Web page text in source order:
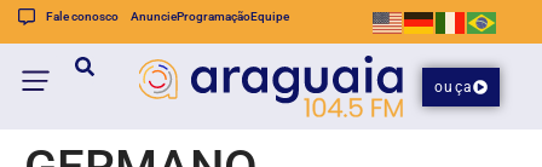
Fale conosco AnuncieProgramaçãoEquipe
ouça